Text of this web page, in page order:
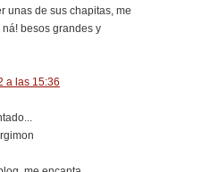
unas de sus chapitas, me
besos grandes y
a las 15:36